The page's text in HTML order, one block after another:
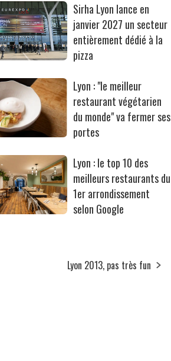
Sirha Lyon lance en
janvier 2027 un secteur
entièrement dédié à la
pizza
Lyon : "le meilleur
restaurant végétarien
du monde" va fermer ses
portes
Lyon : le top 10 des
meilleurs restaurants du
1er arrondissement
selon Google
Lyon 2013, pas très fun